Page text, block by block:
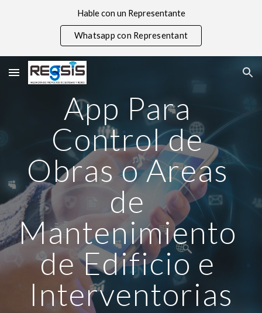
Hable con un Representante
Whatsapp con Representant
App Para
Control de
Obras o Areas
de
Mantenimiento
de Edificio e
Interventorias